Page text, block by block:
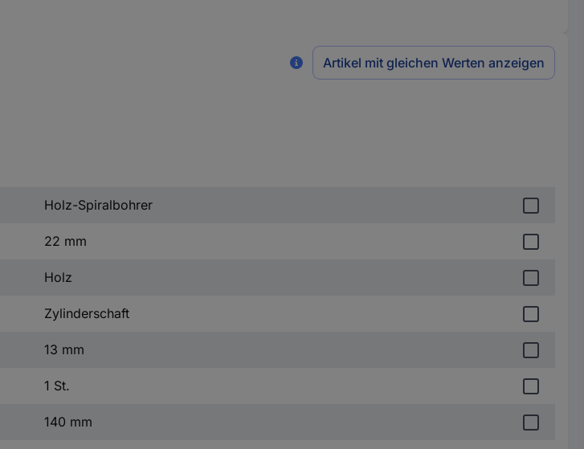
Artikel mit gleichen Werten anzeigen
Holz-Spiralbohrer
22 mm
Holz
Zylinderschaft
13 mm
1 St.
140 mm